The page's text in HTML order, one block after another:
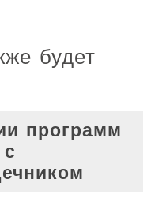
будет
программ